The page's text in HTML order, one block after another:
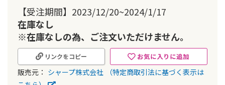
【受注期間】2023/12/20~2024/1/17
在庫なし
※在庫なしの為、ご注文いただけません。
お気に入りに追加
リンクをコピー
販売元： シャープ株式会社
（特定商取引法に基づく表示は